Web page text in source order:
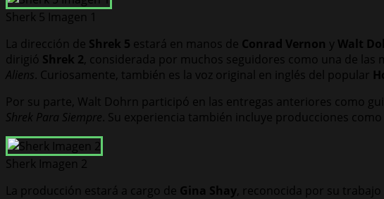
Sherk 5 Imagen 1
La dirección de Shrek 5 estará en manos de Conrad Vernon y Walt
dirigió Shrek 2, considerada por muchos seguidores como una de
Aliens. Curiosamente, también es la voz original en inglés del popular
Por su parte, Walt Dohrn participó en las entregas anteriores como
Shrek Para Siempre. Su experiencia también incluye producciones como
Sherk Imagen 2
La producción estará a cargo de Gina Shay, reconocida por su